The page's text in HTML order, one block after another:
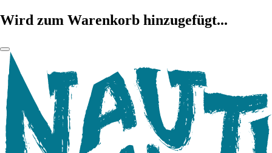
Wird zum Warenkorb hinzugefügt...